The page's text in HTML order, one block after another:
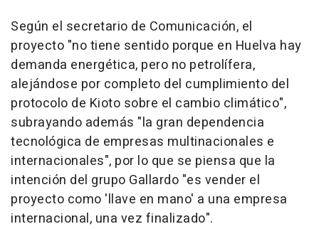
Según el secretario de Comunicación, el
proyecto "no tiene sentido porque en Huelva hay
demanda energética, pero no petrolífera,
alejándose por completo del cumplimiento del
protocolo de Kioto sobre el cambio climático",
subrayando además "la gran dependencia
tecnológica de empresas multinacionales e
internacionales", por lo que se piensa que la
intención del grupo Gallardo "es vender el
proyecto como 'llave en mano' a una empresa
internacional, una vez finalizado".